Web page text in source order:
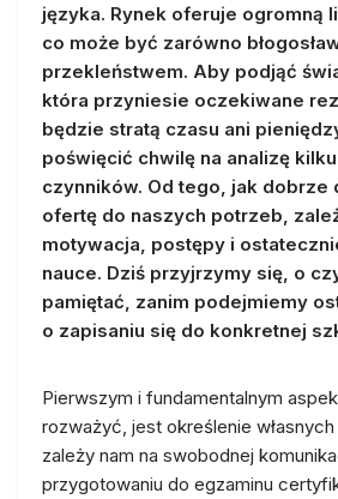
języka. Rynek oferuje ogromną
co może być zarówno
przekleństwem. Aby podjąć
która przyniesie oczekiwane
będzie stratą czasu ani
poświęcić chwilę na analizę
czynników. Od tego, jak dobrze
ofertę do naszych potrzeb,
motywacja, postępy i
nauce. Dziś przyjrzymy się, o
pamiętać, zanim podejmiemy
o zapisaniu się do konkretnej
Pierwszym i fundamentalnym
rozważyć, jest określenie
zależy nam na swobodnej
przygotowaniu do egzaminu